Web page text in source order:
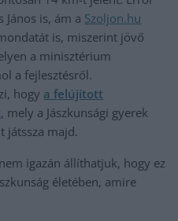
is, ám a Szoljon.hu
is, miszerint jövő
a minisztérium
a fejlesztésről.
hogy a felújított
mely a Jászkunsági gyerek
játssza majd.
igazán állíthatjuk, hogy ez
életében, amire